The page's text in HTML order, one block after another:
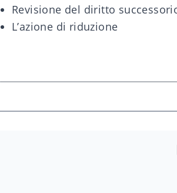
Revisione del diritto
L’azione di riduzione